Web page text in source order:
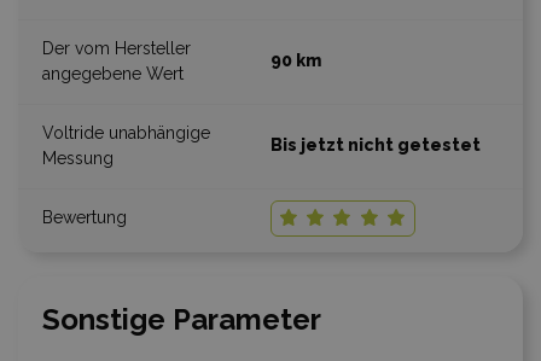
90 km
Bis jetzt nicht getestet
Sonstige Parameter